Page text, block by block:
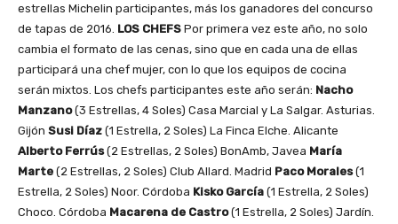
estrellas Michelin participantes, más los ganadores del concurso
de tapas de 2016. LOS CHEFS Por primera vez este año, no solo
cambia el formato de las cenas, sino que en cada una de ellas
participará una chef mujer, con lo que los equipos de cocina
serán mixtos. Los chefs participantes este año serán: Nacho
Manzano(3 Estrellas, 4 Soles) Casa Marcial y La Salgar. Asturias.
Gijón Susi Díaz (1 Estrella, 2 Soles) La Finca Elche. Alicante
Alberto Ferrús(2 Estrellas, 2 Soles) BonAmb, Javea María
Marte (2 Estrellas, 2 Soles) Club Allard. Madrid Paco Morales(1
Estrella, 2 Soles) Noor. Córdoba Kisko García (1 Estrella, 2 Soles)
Choco. Córdoba Macarena de Castro(1 Estrella, 2 Soles) Jardín.